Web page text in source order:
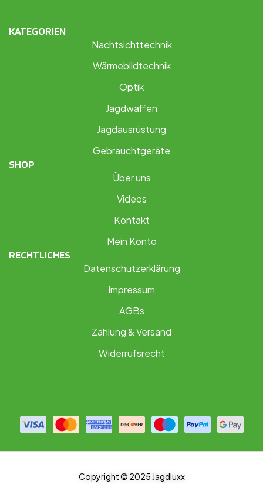
KATEGORIEN
Nachtsichttechnik
Wärmebildtechnik
Optik
Jagdwaffen
Jagdausrüstung
Gebrauchtgeräte
SHOP
Über uns
Videos
Kontakt
Mein Konto
RECHTLICHES
Datenschutzerklärung
Impressum
AGBs
Zahlung & Versand
Widerrufsrecht
Copyright © 2025 Jagdluxx